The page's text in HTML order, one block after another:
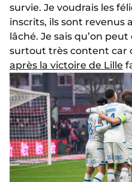
survie. Je voudrais les
inscrits, ils sont revenus
lâché. Je sais qu’on
surtout très content car
après la victoire de Lille